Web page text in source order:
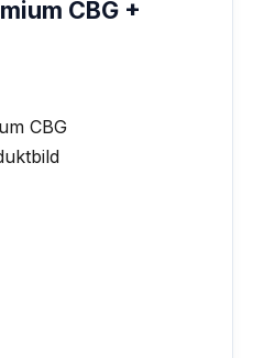
CBG +